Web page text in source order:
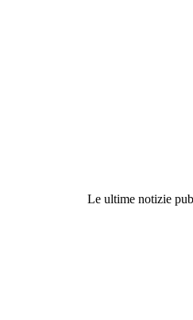
Le ultime notizie